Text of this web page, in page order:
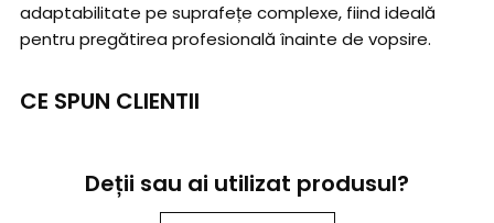
adaptabilitate pe suprafețe complexe, fiind ideală
pentru pregătirea profesională înainte de vopsire.
CE SPUN CLIENTII
Deții sau ai utilizat produsul?